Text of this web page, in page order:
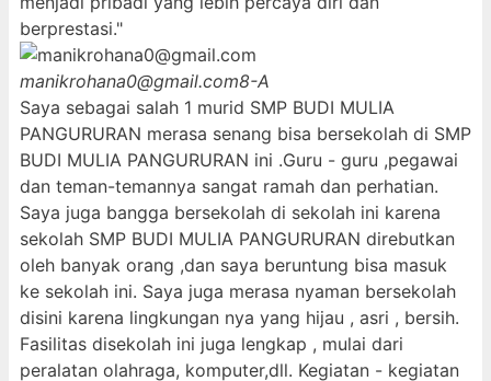
berprestasi."
manikrohana0@gmail.com8-A
Saya sebagai salah 1 murid SMP BUDI MULIA
PANGURURAN merasa senang bisa bersekolah di SMP
BUDI MULIA PANGURURAN ini .Guru - guru ,pegawai
dan teman-temannya sangat ramah dan perhatian.
Saya juga bangga bersekolah di sekolah ini karena
sekolah SMP BUDI MULIA PANGURURAN direbutkan
oleh banyak orang ,dan saya beruntung bisa masuk
ke sekolah ini. Saya juga merasa nyaman bersekolah
disini karena lingkungan nya yang hijau , asri , bersih.
Fasilitas disekolah ini juga lengkap , mulai dari
peralatan olahraga, komputer,dll. Kegiatan - kegiatan